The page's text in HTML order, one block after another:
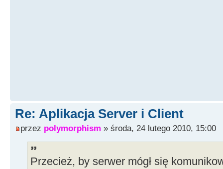
Re: Aplikacja Server i Client
przez polymorphism » środa, 24 lutego 2010, 15:00
Przecież, by serwer mógł się